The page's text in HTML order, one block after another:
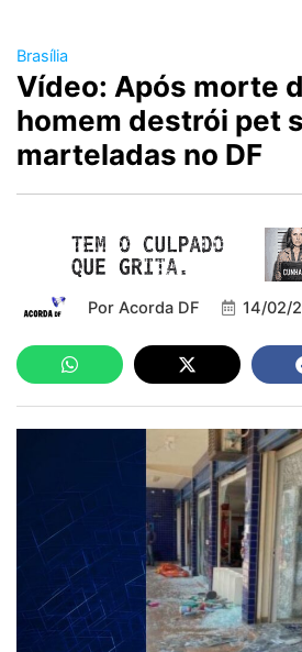
Brasília
Vídeo: Após morte
homem destrói pet
marteladas no DF
Por Acorda DF 14/02/